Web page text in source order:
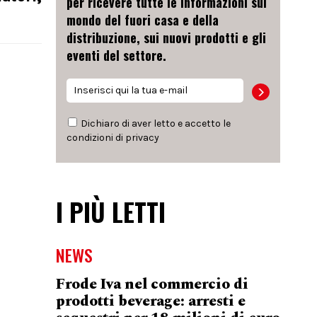
mondo del fuori casa e della
distribuzione, sui nuovi prodotti e gli
eventi del settore.
Dichiaro di aver letto e accetto le
condizioni di privacy
I PIÙ LETTI
NEWS
Frode Iva nel commercio di
prodotti beverage: arresti e